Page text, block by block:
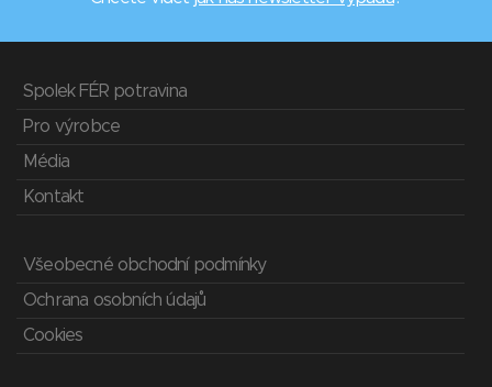
Spolek FÉR potravina
Pro výrobce
Média
Kontakt
Všeobecné obchodní podmínky
Ochrana osobních údajů
Cookies